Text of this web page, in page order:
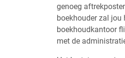
genoeg
boekhouder zal jou
boekhoudkantoor
met de